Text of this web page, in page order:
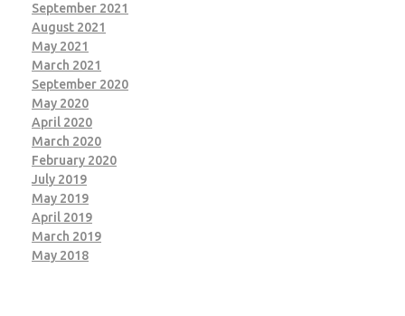
September 2021
August 2021
May 2021
March 2021
September 2020
May 2020
April 2020
March 2020
February 2020
July 2019
May 2019
April 2019
March 2019
May 2018